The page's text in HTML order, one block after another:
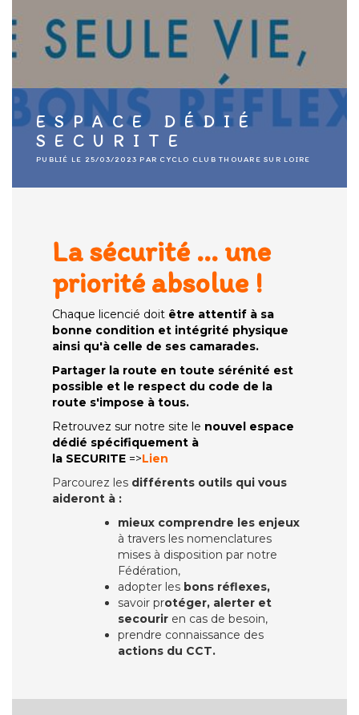
ESPACE DÉDIÉ
SECURITE
PUBLIÉ LE 25/03/2023 PAR CYCLO CLUB THOUARE SUR LOIRE
La sécurité ... une
priorité absolue !
Chaque licencié doit être attentif à sa
bonne condition et intégrité physique
ainsi qu'à celle de ses camarades.
Partager la route en toute sérénité est
possible et le respect du code de la
route s'impose à tous.
Retrouvez sur notre site le nouvel espace
dédié spécifiquement à
la SECURITE =>Lien
Parcourez les différents outils qui vous
aideront à :
mieux comprendre les enjeux
à travers les nomenclatures
mises à disposition par notre
Fédération,
adopter les bons réflexes,
savoir protéger, alerter et
secourir en cas de besoin,
prendre connaissance des
actions du CCT.